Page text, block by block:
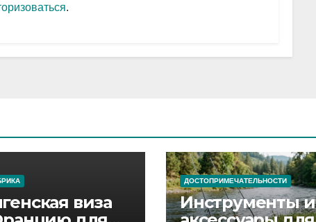
.
виза
ДОСТОПРИМЕЧАТЕЛЬНОСТИ
Инструменты и